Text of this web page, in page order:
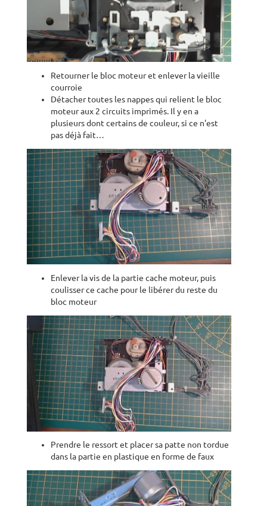
Retourner le bloc moteur et enlever la vieille
courroie
Détacher toutes les nappes qui relient le bloc
moteur aux 2 circuits imprimés. Il y en a
plusieurs dont certains de couleur, si ce n'est
pas déjà fait…
Enlever la vis de la partie cache moteur, puis
coulisser ce cache pour le libérer du reste du
bloc moteur
Prendre le ressort et placer sa patte non tordue
dans la partie en plastique en forme de faux